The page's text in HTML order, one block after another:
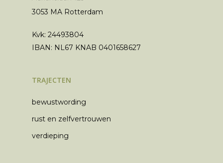
3053 MA Rotterdam
Kvk: 24493804
IBAN: NL67 KNAB 0401658627
TRAJECTEN
bewustwording
rust en zelfvertrouwen
verdieping